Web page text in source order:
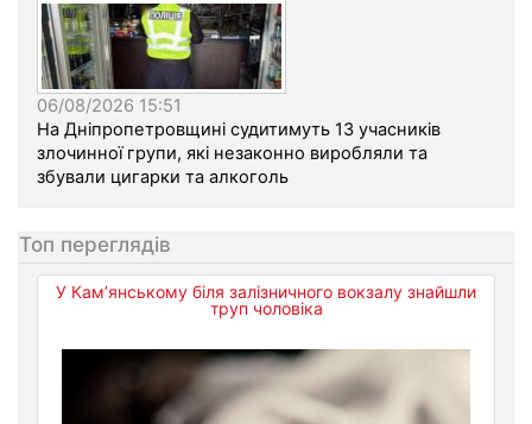
06/08/2026 15:51
На Дніпропетровщині судитимуть 13 учасників
злочинної групи, які незаконно виробляли та
збували цигарки та алкоголь
Топ переглядів
У Кам’янському біля залізничного вокзалу знайшли
труп чоловіка